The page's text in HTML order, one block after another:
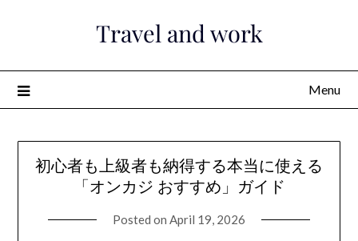
Travel and work
Menu
初心者も上級者も納得する本当に使える
「オンカジ おすすめ」ガイド
Posted on April 19, 2026